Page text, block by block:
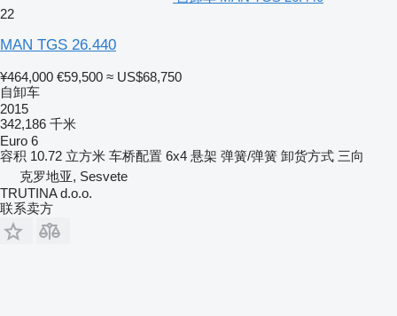
22
MAN TGS 26.440
¥464,000 €59,500 ≈ US$68,750
自卸车
2015
342,186 千米
Euro 6
容积 10.72 立方米 车桥配置 6x4 悬架 弹簧/弹簧 卸货方式 三向
克罗地亚, Sesvete
TRUTINA d.o.o.
联系卖方